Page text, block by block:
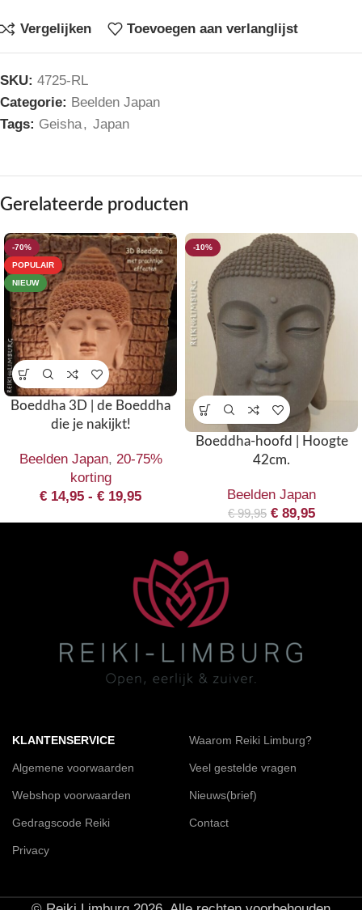
Vergelijken Toevoegen aan verlanglijst
SKU: 4725-RL
Categorie: Beelden Japan
Tags: Geisha, Japan
Gerelateerde producten
-70%
POPULAIR
NIEUW
Boeddha 3D | de Boeddha
die je nakijkt!
Beelden Japan, 20-75%
korting
€ 14,95 - € 19,95
-10%
Boeddha-hoofd | Hoogte
42cm.
Beelden Japan
€99,95 € 89,95
KLANTENSERVICE
Algemene voorwaarden
Webshop voorwaarden
Gedragscode Reiki
Privacy
Waarom Reiki Limburg?
Veel gestelde vragen
Nieuws(brief)
Contact